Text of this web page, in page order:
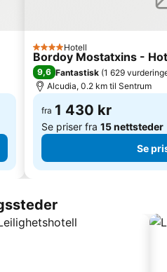
4 Stjerner
Hotell
Bordoy Mostatxins -
9,6 Fantastisk (1 629
Alcudia, 0.2 km til Sentrum
fra 1 430 kr
Se priser fra 15 nettsteder
Se